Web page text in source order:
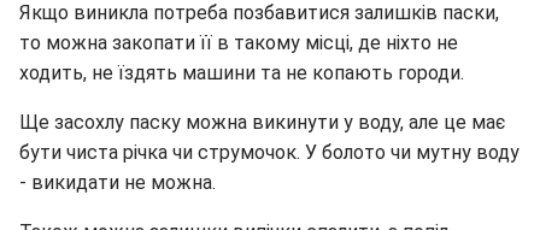
Якщо виникла потреба позбавитися залишків паски,
то можна закопати її в такому місці, де ніхто не
ходить, не їздять машини та не копають городи.
Ще засохлу паску можна викинути у воду, але це має
бути чиста річка чи струмочок. У болото чи мутну воду
- викидати не можна.